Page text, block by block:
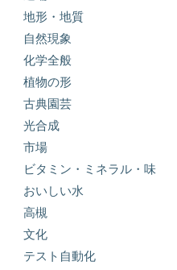
地形・地質
自然現象
化学全般
植物の形
古典園芸
光合成
市場
ビタミン・ミネラル・味
おいしい水
高槻
文化
テスト自動化